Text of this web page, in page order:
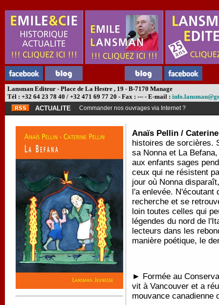
Lansman Editeur - Place de La Hestre , 19 - B-7170 Manage
Tél : +32 64 23 78 40 / +32 471 69 77 20 - Fax : --- - E-mail :
ACTUALITE
Commander nos ouvrages via Internet ?
Anaïs Pellin /
histoires de sorcières.
sa Nonna et La
aux enfants sages
ceux qui ne résistent
jour où Nonna
l'a enlevée. N'écoutant
recherche et se
loin toutes celles qui
légendes du nord de
lecteurs dans les
manière poétique, le
► Formée au
vit à Vancouver et a
mouvance canadienne